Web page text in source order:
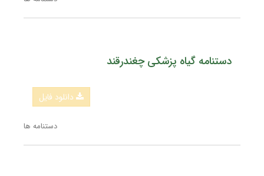
دستنامه گیاه پزشکی چغندرقند
دانلود فایل
دستنامه ها